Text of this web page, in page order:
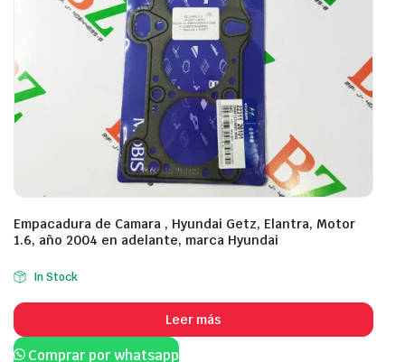
Empacadura de Camara , Hyundai Getz, Elantra, Motor
1.6, año 2004 en adelante, marca Hyundai
In Stock
Leer más
Comprar por whatsapp